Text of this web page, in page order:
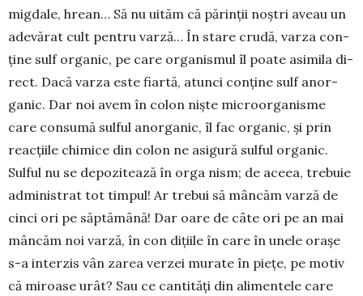
migdale, hrean… Să nu uităm că părinţii noş­tri aveau un
adevărat cult pentru varză… În stare crudă, varza con­
ţine sulf organic, pe care organis­mul îl poate asimila di­
rect. Dacă varza este fiartă, atunci conţine sulf anor­
ganic. Dar noi avem în colon nişte microorganisme
care consu­mă sulful anorganic, îl fac or­ganic, şi prin
reacţiile chimice din colon ne asigură sulful organic.
Sul­ful nu se depozitează în orga­ nism; de aceea, trebuie
administrat tot tim­pul! Ar trebui să mâncăm varză de
cinci ori pe săptămână! Dar oare de câte ori pe an mai
mâncăm noi varză, în con­ diţiile în care în unele oraşe
s-a interzis vân­ zarea verzei murate în pieţe, pe motiv
că mi­roase urât? Sau ce cantităţi din ali­mentele care